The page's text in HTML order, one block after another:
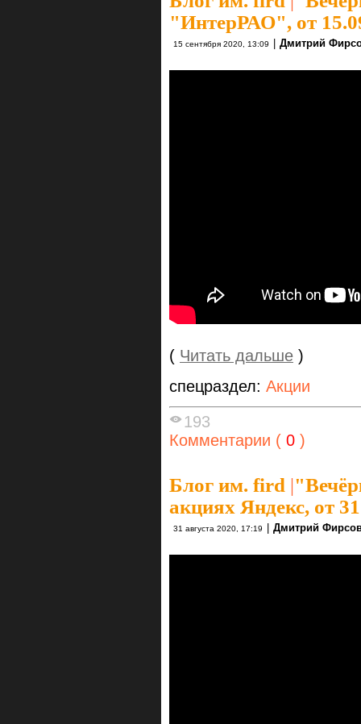
"ИнтерРАО", от
15 сентября 2020, 13:09 Дмитрий
( Читать дальше )
спецраздел: Акции
193
Комментарии ( 0 )
Блог им. fird |
акциях Яндекс, от
31 августа 2020, 17:19 Дмитрий